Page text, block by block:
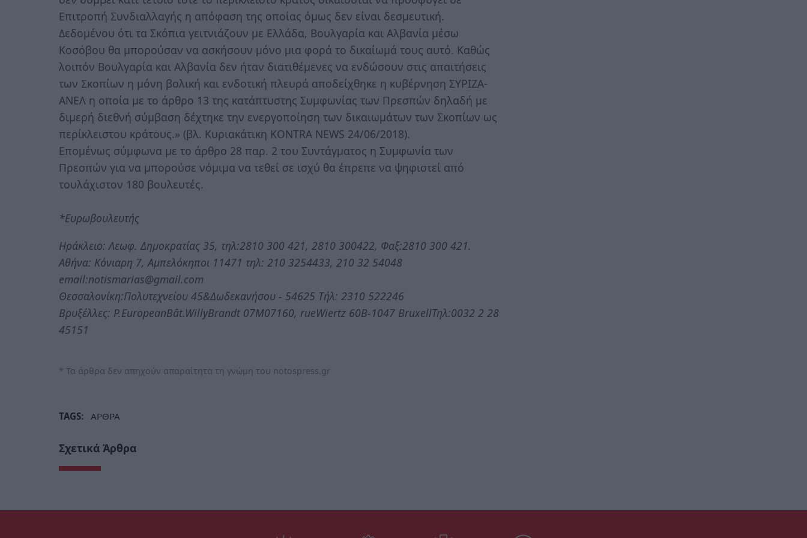
Επιτροπή Συνδιαλλαγής η απόφαση της οποίας όμως δεν είναι δεσμευτική.
Δεδομένου ότι τα Σκόπια γειτνιάζουν με Ελλάδα, Βουλγαρία και Αλβανία μέσω
Κοσόβου θα μπορούσαν να ασκήσουν μόνο μια φορά το δικαίωμά τους αυτό. Καθώς
λοιπόν Βουλγαρία και Αλβανία δεν ήταν διατιθέμενες να ενδώσουν στις απαιτήσεις
των Σκοπίων η μόνη βολική και ενδοτική πλευρά αποδείχθηκε η κυβέρνηση ΣΥΡΙΖΑ-
ΑΝΕΛ η οποία με το άρθρο 13 της κατάπτυστης Συμφωνίας των Πρεσπών δηλαδή με
διμερή διεθνή σύμβαση δέχτηκε την ενεργοποίηση των δικαιωμάτων των Σκοπίων ως
περίκλειστου κράτους.» (βλ. Κυριακάτικη KONTRA NEWS 24/06/2018).
Επομένως σύμφωνα με το άρθρο 28 παρ. 2 του Συντάγματος η Συμφωνία των
Πρεσπών για να μπορούσε νόμιμα να τεθεί σε ισχύ θα έπρεπε να ψηφιστεί από
τουλάχιστον 180 βουλευτές.
*Ευρωβουλευτής
Ηράκλειο: Λεωφ. Δημοκρατίας 35, τηλ:2810 300 421, 2810 300422, Φαξ:2810 300 421.
Αθήνα: Κόνιαρη 7, Αμπελόκηποι 11471 τηλ: 210 3254433, 210 32 54048
email:notismarias@gmail.com
Θεσσαλονίκη:Πολυτεχνείου 45&Δωδεκανήσου - 54625 Tήλ: 2310 522246
Βρυξέλλες: P.ΕuropeanBât.WillyBrandt 07M07160, rueWiertz 60B-1047 BruxellΤηλ:0032 2 28
45151
* Τα άρθρα δεν απηχούν απαραίτητα τη γνώμη του notospress.gr
TAGS: ΑΡΘΡΑ
Σχετικά Άρθρα